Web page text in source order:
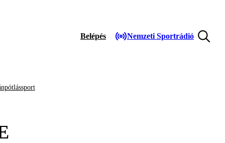
Belépés Nemzeti Sportrádió